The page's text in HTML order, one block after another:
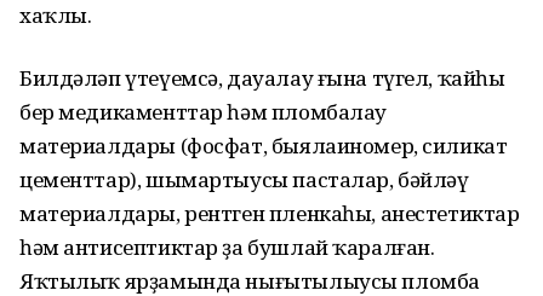
хаҡлы.
Билдәләп үтеүемсә, дауалау ғына түгел, ҡайһы
бер медикаменттар һәм пломбалау
материалдары (фосфат, быялаиномер, силикат
цементтар), шымартыусы пасталар, бәйләү
материалдары, рентген пленкаһы, анестетиктар
һәм антисептиктар ҙа бушлай ҡаралған.
Яҡтылыҡ ярҙамында нығытылыусы пломба